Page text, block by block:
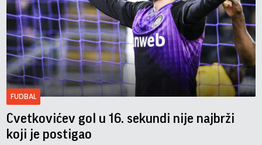
FUDBAL
Cvetkovićev gol u 16. sekundi nije najbrži
koji je postigao